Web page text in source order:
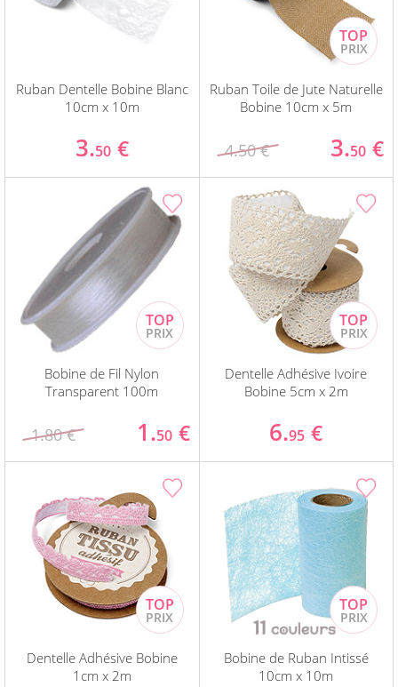
Ruban Dentelle Bobine Blanc
10cm x 10m
3.50 €
Ruban Toile de Jute Naturelle
Bobine 10cm x 5m
4.50 € 3.50 €
Bobine de Fil Nylon
Transparent 100m
1.80 € 1.50 €
Dentelle Adhésive Ivoire
Bobine 5cm x 2m
6.95 €
Dentelle Adhésive Bobine
1cm x 2m
Bobine de Ruban Intissé
10cm x 10m